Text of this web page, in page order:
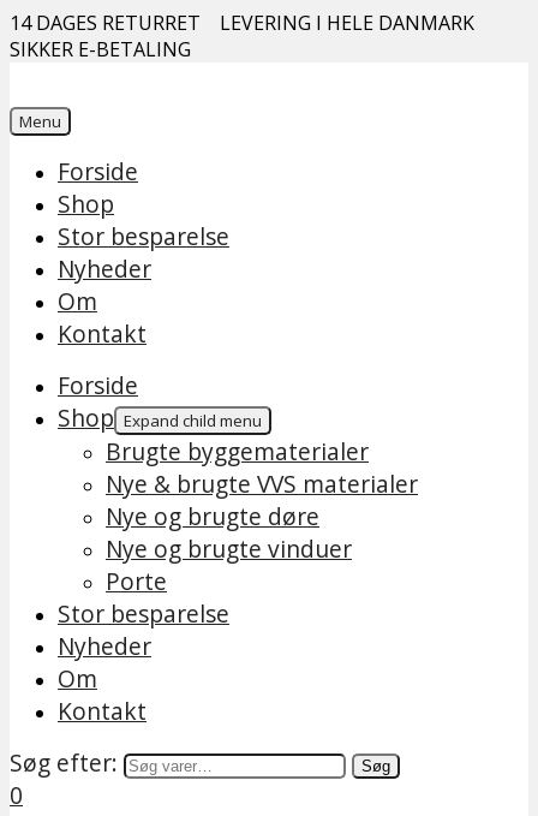
14 DAGES RETURRET LEVERING I HELE DANMARK
SIKKER E-BETALING
Menu
Forside
Shop
Stor besparelse
Nyheder
Om
Kontakt
Forside
Shop Expand child menu
Brugte byggematerialer
Nye & brugte VVS materialer
Nye og brugte døre
Nye og brugte vinduer
Porte
Stor besparelse
Nyheder
Om
Kontakt
Søg efter:
Søg
0